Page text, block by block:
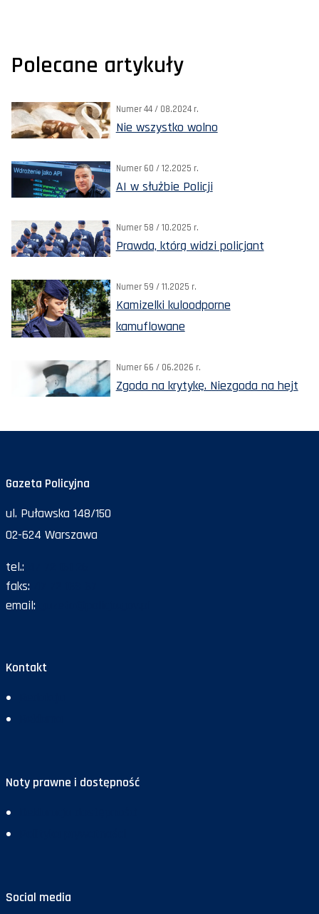
Polecane artykuły
Numer 44 / 08.2024 r.
Nie wszystko wolno
Numer 60 / 12.2025 r.
AI w służbie Policji
Numer 58 / 10.2025 r.
Prawda, którą widzi policjant
Numer 59 / 11.2025 r.
Kamizelki kuloodporne
kamuflowane
Numer 66 / 06.2026 r.
Zgoda na krytykę. Niezgoda na hejt
Gazeta Policyjna
ul. Puławska 148/150
02-624 Warszawa
tel.:
faks:
email:
Kontakt
Noty prawne i dostępność
Social media